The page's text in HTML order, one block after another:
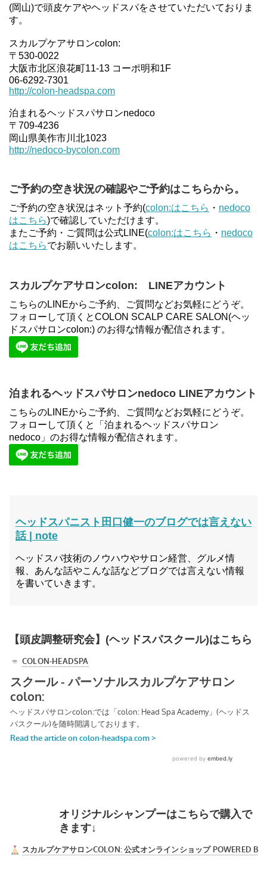
(岡山)で頭皮ケアやヘッドスパをさせていただいておりま
す。
スカルプケアサロンcolon:
〒530-0022
大阪市北区浪花町11-13 コーポ明和1F
06-6292-7301
http://colon-headspa.com
泊まれるヘッドスパサロンnedoco
〒709-4236
岡山県美作市川北1023
http://nedoco-bycolon.com
ご予約の空き状況の確認やご予約はこちらから。
ご予約の空き状況はネット予約(colon:はこちら ・ nedoco
はこちら)で確認していただけます。
またご予約・ご質問は公式LINE(colon:はこちら ・ nedoco
はこちらでお願いいたします。
スカルプケアサロンcolon: LINEアカウント
こちらのLINEからご予約、ご質問などお気軽にどうぞ。
フォローして頂くとCOLON SCALP CARE SALON(ヘッ
ドスパサロンcolon:) のお得な情報が配信されます。
泊まれるヘッドスパサロンnedoco LINEアカウント
こちらのLINEからご予約、ご質問などお気軽にどうぞ。
フォローして頂くと「泊まれるヘッドスパサロン
nedoco」のお得な情報が配信されます。
ヘッドスパニスト田口健一のブログでは言えない
話 | note
ヘッドスパ技術のノウハウやサロン経営、グルメ情
報、あんな話やこんな話などブログでは言えない情報
を書いていきます。
【頭皮調整研究会】(ヘッドスパスクール)はこちら
オリジナルシャンプーはこちらで購入で
きます↓